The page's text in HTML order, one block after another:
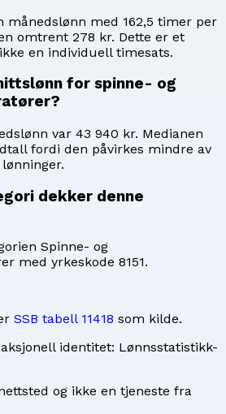
månedslønn med 162,5 timer per
omtrent 278 kr. Dette er et
en individuell timesats.
for spinne- og
var 43 940 kr. Medianen
fordi den påvirkes mindre av
dekker denne
Spinne- og
med yrkeskode 8151.
SSB tabell 11418 som kilde.
identitet: Lønnsstatistikk-
og ikke en tjeneste fra